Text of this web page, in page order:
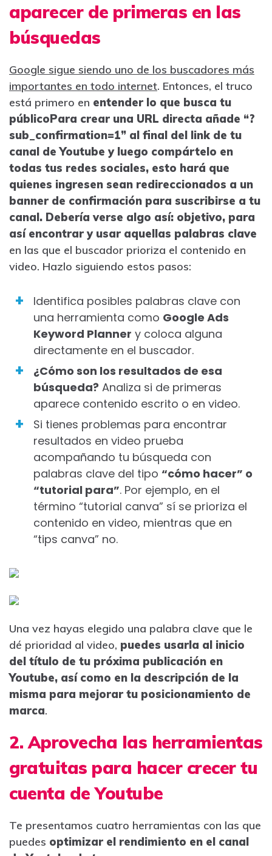
aparecer de primeras en las
búsquedas
Google sigue siendo uno de los buscadores más
importantes en todo internet. Entonces, el truco
está primero en entender lo que busca tu
públicoPara crear una URL directa añade “?
sub_confirmation=1” al final del link de tu
canal de Youtube y luego compártelo en
todas tus redes sociales, esto hará que
quienes ingresen sean redireccionados a un
banner de confirmación para suscribirse a tu
canal. Debería verse algo así: objetivo, para
así encontrar y usar aquellas palabras clave
en las que el buscador prioriza el contenido en
video. Hazlo siguiendo estos pasos:
Identifica posibles palabras clave con
una herramienta como Google Ads
Keyword Planner y coloca alguna
directamente en el buscador.
¿Cómo son los resultados de esa
búsqueda? Analiza si de primeras
aparece contenido escrito o en video.
Si tienes problemas para encontrar
resultados en video prueba
acompañando tu búsqueda con
palabras clave del tipo “cómo hacer” o
“tutorial para”. Por ejemplo, en el
término “tutorial canva” sí se prioriza el
contenido en video, mientras que en
“tips canva” no.
Una vez hayas elegido una palabra clave que le
dé prioridad al video, puedes usarla al inicio
del título de tu próxima publicación en
Youtube, así como en la descripción de la
misma para mejorar tu posicionamiento de
marca.
2. Aprovecha las herramientas
gratuitas para hacer crecer tu
cuenta de Youtube
Te presentamos cuatro herramientas con las que
puedes optimizar el rendimiento en el canal